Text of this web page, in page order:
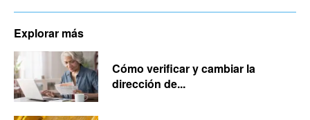
Explorar más
Cómo verificar y cambiar la
dirección de...